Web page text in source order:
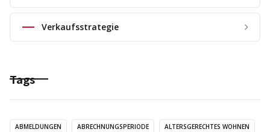
Verkaufsstrategie
Tags
ABMELDUNGEN ABRECHNUNGSPERIODE ALTERSGERECHTES WOHNEN